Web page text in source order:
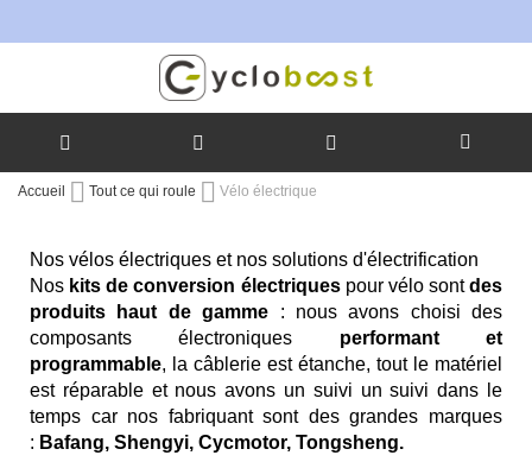
Allez
Accueil Tout ce qui roule Vélo électrique
Nos vélos électriques et nos solutions d'électrification
Nos kits de conversion électriques pour vélo sont des
produits haut de gamme
: nous avons choisi des
composants électroniques
performant et
programmable, la câblerie est étanche, tout le matériel
est réparable et nous avons un suivi un suivi dans le
temps car nos fabriquant sont des grandes marques
: Bafang, Shengyi, Cycmotor, Tongsheng.